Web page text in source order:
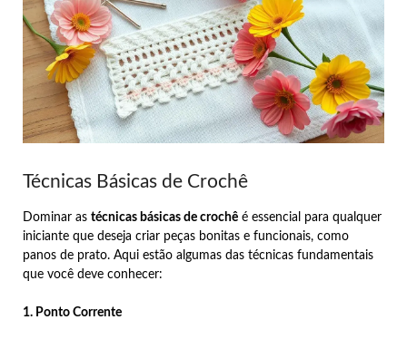
Técnicas Básicas de Crochê
Dominar as técnicas básicas de crochê é essencial para qualquer
iniciante que deseja criar peças bonitas e funcionais, como
panos de prato. Aqui estão algumas das técnicas fundamentais
que você deve conhecer:
1. Ponto Corrente